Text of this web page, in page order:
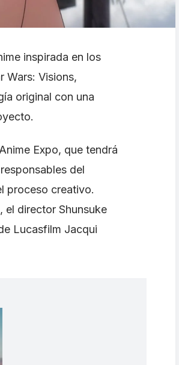
inspirada en los
Wars: Visions,
original con una
Expo, que tendrá
del
proceso creativo.
el director Shunsuke
Lucasfilm Jacqui